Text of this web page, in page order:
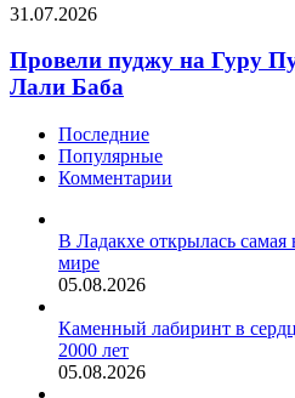
два
Провели
на
Гуру
Пурниму:
Гурудев
Лали
Баба
31.07.2026
Провели пуджу на Гуру
Лали Баба
Последние
Популярные
Комментарии
В Ладакхе открылась самая
мире
05.08.2026
Каменный лабиринт в
2000 лет
05.08.2026